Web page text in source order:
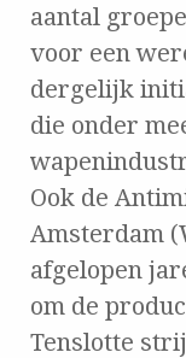
aantal
voor een
dergelijk
die onder
Ook de
Amsterdam
afgelopen
om de
Tenslotte